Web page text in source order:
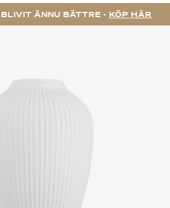
ÄNNU BÄTTRE - KÖP HÄR